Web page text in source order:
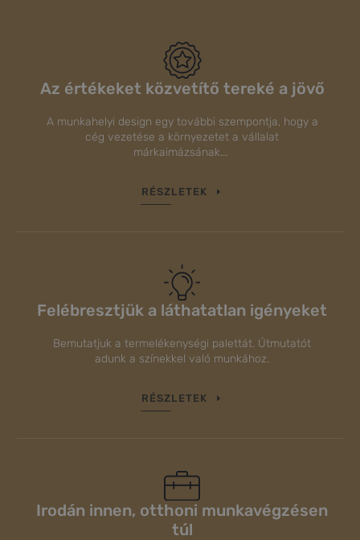
Az értékeket közvetítő tereké a jövő
A munkahelyi design egy további szempontja, hogy a
cég vezetése a környezetet a vállalat
márkaimázsának...
RÉSZLETEK
Felébresztjük a láthatatlan igényeket
Bemutatjuk a termelékenységi palettát. Útmutatót
adunk a színekkel való munkához.
RÉSZLETEK
Irodán innen, otthoni munkavégzésen
túl